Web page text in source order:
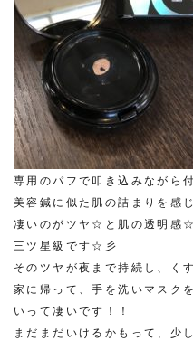
専用のパフで叩き込みながら
美容鍼に似た肌の詰まりを感
凄いのがツヤ☆と肌の透明
三ツ星級です☆彡
そのツヤが夜まで持続し、く
家に帰って、手を洗いマスク
いって凄いです！！
まだまだいけるかもって、少